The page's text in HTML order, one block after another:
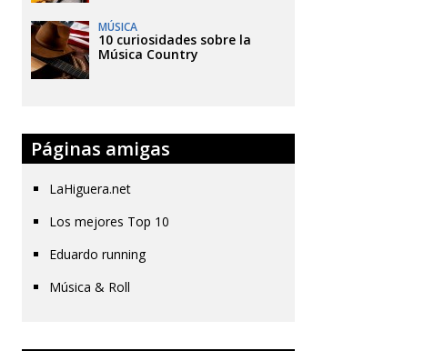
MÚSICA
10 curiosidades sobre la
Música Country
Páginas amigas
LaHiguera.net
Los mejores Top 10
Eduardo running
Música & Roll